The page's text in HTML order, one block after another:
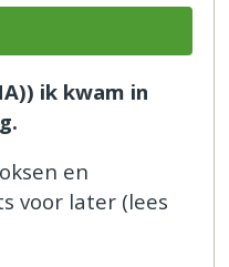
ik kwam in
en
voor later (lees